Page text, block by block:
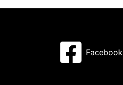
Facebook